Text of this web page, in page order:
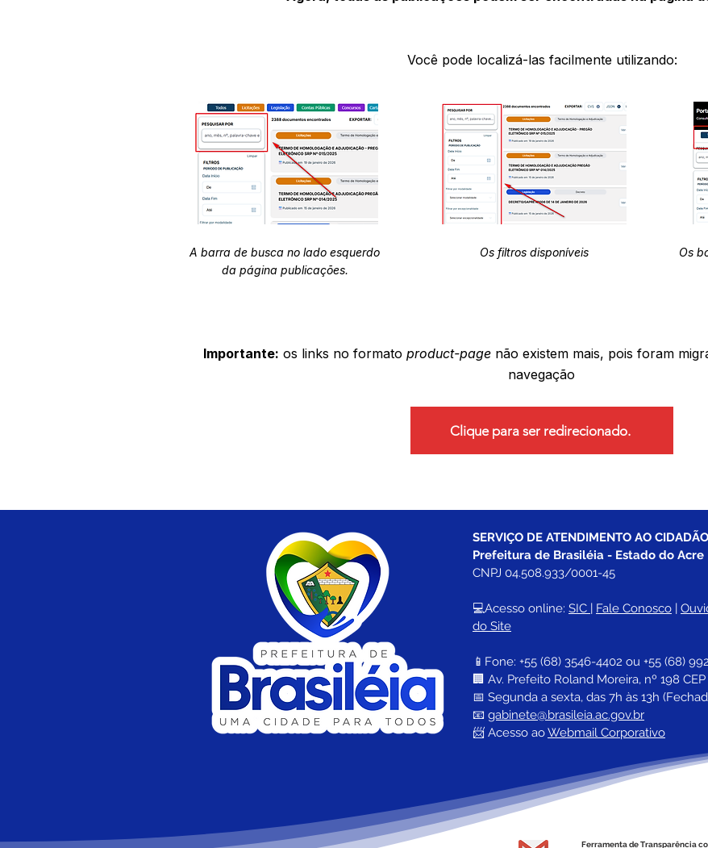
Você pode localizá-las facilmente utilizando:
A barra de busca no lado esquerdo
da página publicações.
Os filtros disponíveis Os
Importante: os links no formato product-page não existem mais, pois foram
navegação
Clique para ser redirecionado.
SERVIÇO DE ATENDIMENTO AO
Prefeitura de Brasiléia - Estado do Acre
CNPJ 04.508.933/0001-45
💻Acesso online: SIC | Fale Conosco |
do Site
📱Fone: +55 (68) 3546-4402 ou +55 (68)
🏢 Av. Prefeito Roland Moreira, nº 198
📅 Segunda a sexta, das 7h às 13h
📧 gabinete@brasileia.ac.gov.br
📨 Acesso ao Webmail Corporativo
Ferramenta de Transparência